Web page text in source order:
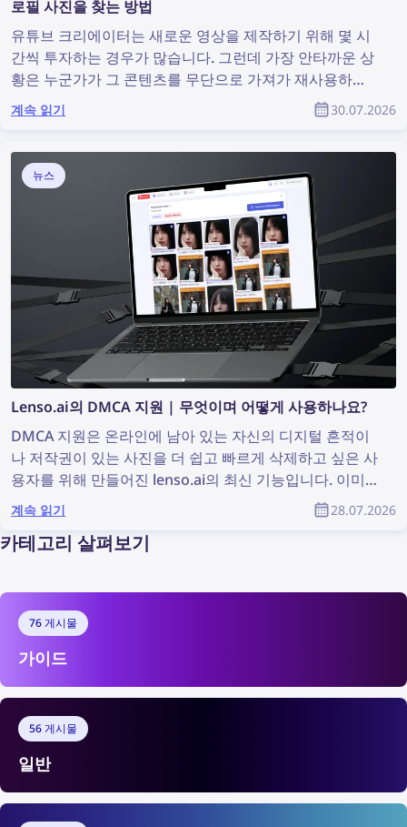
로필 사진을 찾는 방법
유튜브 크리에이터는 새로운 영상을 제작하기 위해 몇 시
간씩 투자하는 경우가 많습니다. 그런데 가장 안타까운 상
황은 누군가가 그 콘텐츠를 무단으로 가져가 재사용하고
도 원작자가 아무런 인정도 받지 못하는 것입니다. 유튜브
커뮤니티의 일원으로서 도용된 콘텐츠를 찾아내고 저작권
계속 읽기 30.07.2026
뉴스
Lenso.ai의 DMCA 지원 | 무엇이며 어떻게 사용하나요?
DMCA 지원은 온라인에 남아 있는 자신의 디지털 흔적이
나 저작권이 있는 사진을 더 쉽고 빠르게 삭제하고 싶은 사
용자를 위해 만들어진 lenso.ai의 최신 기능입니다. 이미
지가 발견된 웹사이트에 DMCA 삭제를 요청할 때 사용할
수 있는, 바로 복사해 붙여넣을 수 있는 이메일을 자동으로
생성합니다. lenso.ai의 DMCA 지원을 사용하여 웹사이트
계속 읽기 28.07.2026
카테고리 살펴보기
76 게시물
가이드
56 게시물
일반